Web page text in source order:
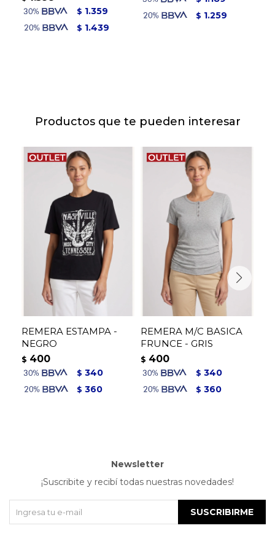
$ 1.359
$ 1.439
$ 1.259
Productos que te pueden interesar
REMERA ESTAMPA -
NEGRO
$ 400
$ 340
$ 360
REMERA M/C BASICA
FRUNCE - GRIS
$ 400
$ 340
$ 360
Newsletter
¡Suscribite y recibí todas nuestras novedades!
SUSCRIBIRME